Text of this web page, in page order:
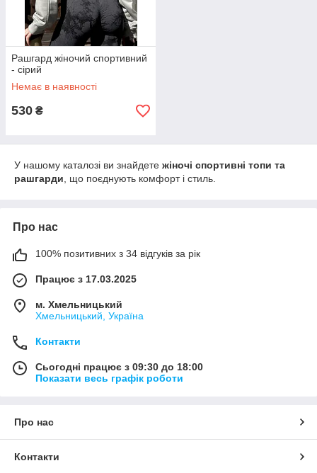
Рашгард жіночий спортивний
- сірий
Немає в наявності
530 ₴
У нашому каталозі ви знайдете жіночі спортивні топи та
рашгарди , що поєднують комфорт і стиль.
Про нас
100% позитивних з 34 відгуків за рік
Працює з 17.03.2025
м. Хмельницький
Хмельницький, Україна
Контакти
Сьогодні працює з 09:30 до 18:00
Показати весь графік роботи
Про нас
Контакти